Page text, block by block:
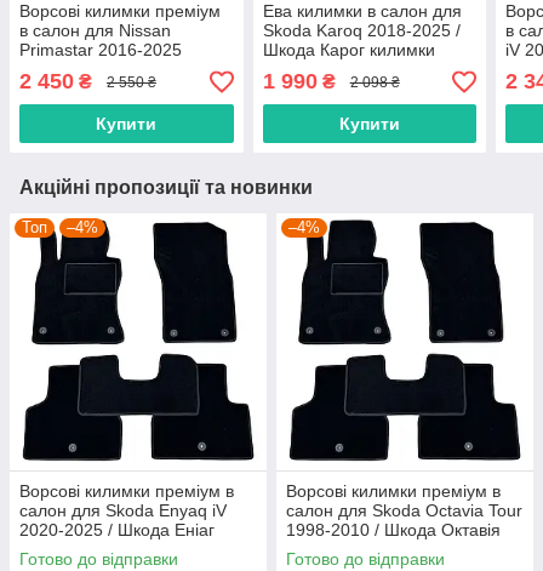
Ворсові килимки преміум
в салон для Nissan
Primastar 2016-2025
(NV300) з вухом між
сидіннями / Нісан
Прімастар килимки
2 450 ₴ 2 550 ₴
Купити
Ева килимки в салон для
Skoda Karoq 2018-2025 /
Шкода Карог килимки
1 990₴ 2 098 ₴
Купити
в
iV
2
Акційні пропозиції та новинки
Топ –4%
Ворсові килимки преміум в
салон для Skoda Enyaq iV
2020-2025 / Шкода Еніаг
килимки
Готово до відправки
–4%
Ворсові килимки преміум в
салон для Skoda Octavia Tour
1998-2010 / Шкода Октавія
Тур килимки
Готово до відправки